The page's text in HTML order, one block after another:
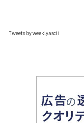
Tweets by weeklyascii